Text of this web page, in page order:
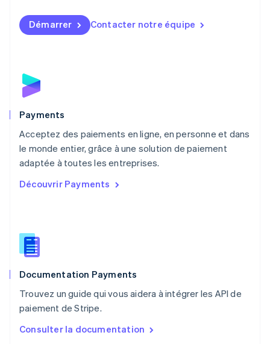
Démarrer Contacter notre équipe
Payments
Acceptez des paiements en ligne, en personne et dans
le monde entier, grâce à une solution de paiement
adaptée à toutes les entreprises.
Découvrir Payments
Documentation Payments
Trouvez un guide qui vous aidera à intégrer les API de
paiement de Stripe.
Consulter la documentation
English简体中文
Malte
Norvège
English
English
NederlandsEnglish
Pologne
English
PortuguêsEnglish
English
Roumanie
Royaume-Uni
Singapour
English 简体中文
English